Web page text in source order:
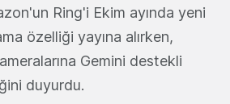
Ring'i Ekim ayında yeni
özelliği yayına alırken,
Gemini destekli
duyurdu.